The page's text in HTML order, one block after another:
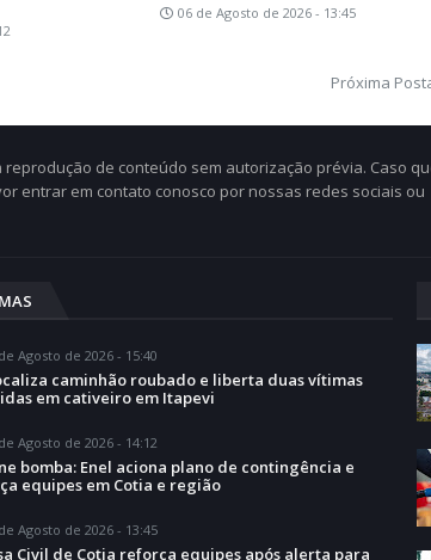
06 de Agosto de 2026 - 13:45
Próxima
reprodução de conteúdo sem autorização prévia. Caso
entrar em contato conosco por nossas redes sociais ou
Agosto de 2026 - 15:40
caminhão roubado e liberta duas vítimas
em cativeiro em Itapevi
Agosto de 2026 - 14:12
bomba: Enel aciona plano de contingência e
equipes em Cotia e região
Agosto de 2026 - 13:45
Civil de Cotia reforça equipes após alerta para